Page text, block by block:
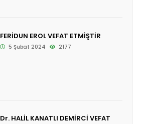
FERİDUN EROL VEFAT ETMİŞTİR
5 Şubat 2024 2177
Dr. HALİL KANATLI DEMİRCİ VEFAT